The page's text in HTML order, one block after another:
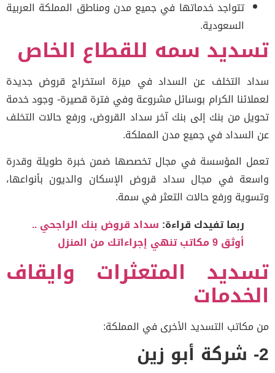
تتواجد خدماتها في جميع مدن ومناطق المملكة العربية
السعودية.
سمه للقطاع الخاص
التخلف عن السداد في ميزة استخراج قروض جديدة
الكرام بوسائل مشروعة وفي فترة قصيرة- وجود خدمة
من بنك إلى بنك آخر سداد القروض، ورفع حالات التخلف
في جميع مدن المملكة.
المؤسسة في مجال تخصصها ضمن خبرة طويلة وقدرة
في مجال سداد قروض الإسكان والديون بأنواعها،
ورفع حالات التعثر في سمة.
ربما تفيدك قراءة:سداد قروض بنك الراجحي ..
أوثق 9 مكاتب تنهي إجراءاتك من المنزل
المتعثرات وايقاف
التسديد الأخرى في المملكة: